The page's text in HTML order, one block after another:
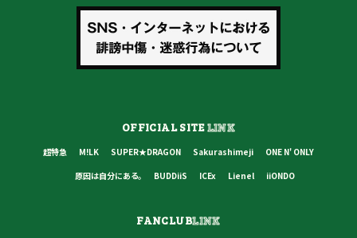
OFFICIAL SITELINK
超特急 M!LK SUPER★DRAGON Sakurashimeji
ONE N' ONLY
原因は自分にある。
BUDDiiS ICEx Lienel iiONDO
FANCLUBLINK